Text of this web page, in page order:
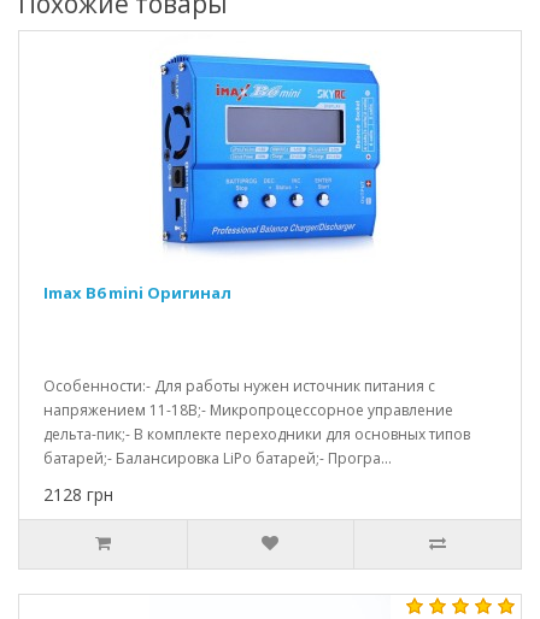
Imax B6 mini Оригинал
Особенности:- Для работы нужен источник питания с
напряжением 11-18В;- Микропроцессорное управление
дельта-пик;- В комплекте переходники для основных типов
батарей;- Балансировка LiPo батарей;- Програ...
2128 грн